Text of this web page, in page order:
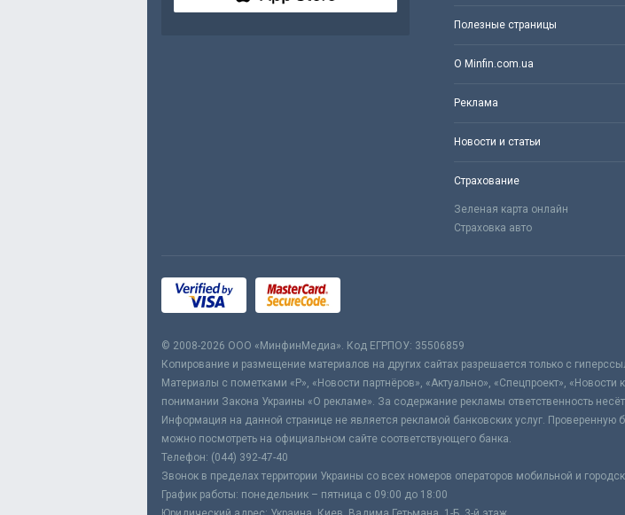
Полезные страницы
О Minfin.com.ua
Реклама
Новости и статьи
Страхование
Зеленая карта онлайн
Страховка авто
© 2008-2026 ООО «МинфинМедиа». Код ЕГРПОУ: 35506859
Копирование и размещение материалов на других сайтах разрешается только с
Материалы с пометками «Р», «Новости партнёров», «Актуально», «Спецпроект»,
понимании Закона Украины «О рекламе». За содержание рекламы ответственность
Информация на данной странице не является рекламой банковских услуг. Проверенную
можно посмотреть на официальном сайте соответствующего банка.
Телефон: (044) 392-47-40
Звонок в пределах территории Украины со всех номеров операторов мобильной и
График работы: понедельник – пятница с 09:00 до 18:00